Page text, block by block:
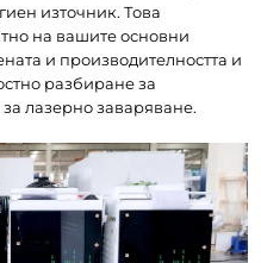
източник. Това
на вашите основни
и производителността и
разбиране за
лазерно заваряване.